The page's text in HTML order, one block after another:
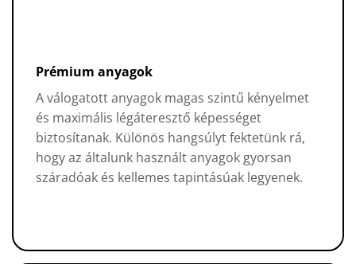
Prémium anyagok
A válogatott anyagok magas szintű kényelmet
és maximális légáteresztő képességet
biztosítanak. Különös hangsúlyt fektetünk rá,
hogy az általunk használt anyagok gyorsan
száradóak és kellemes tapintásúak legyenek.